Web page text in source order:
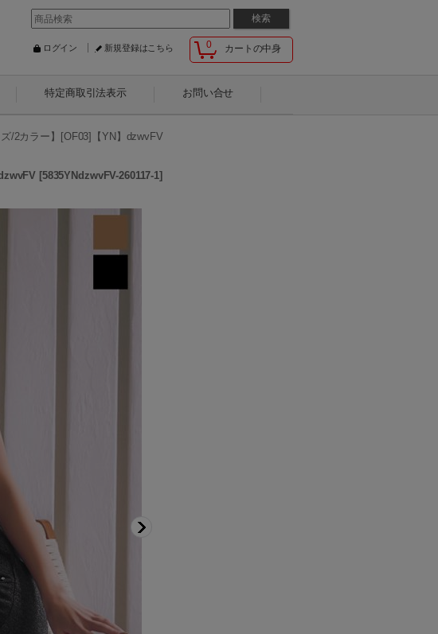
0 カートの中身
ログイン 新規登録はこちら
特定商取引法表示 お問い合せ
/2カラー】[OF03]【YN】dzwvFV
[5835YNdzwvFV-260117-1]